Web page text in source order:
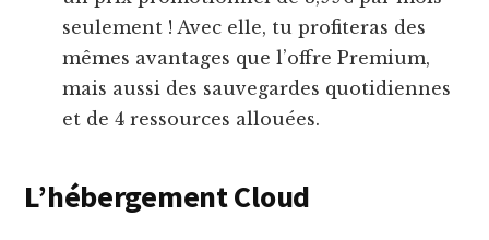
seulement ! Avec elle, tu profiteras des
mêmes avantages que l’offre Premium,
mais aussi des sauvegardes quotidiennes
et de 4 ressources allouées.
L’hébergement Cloud